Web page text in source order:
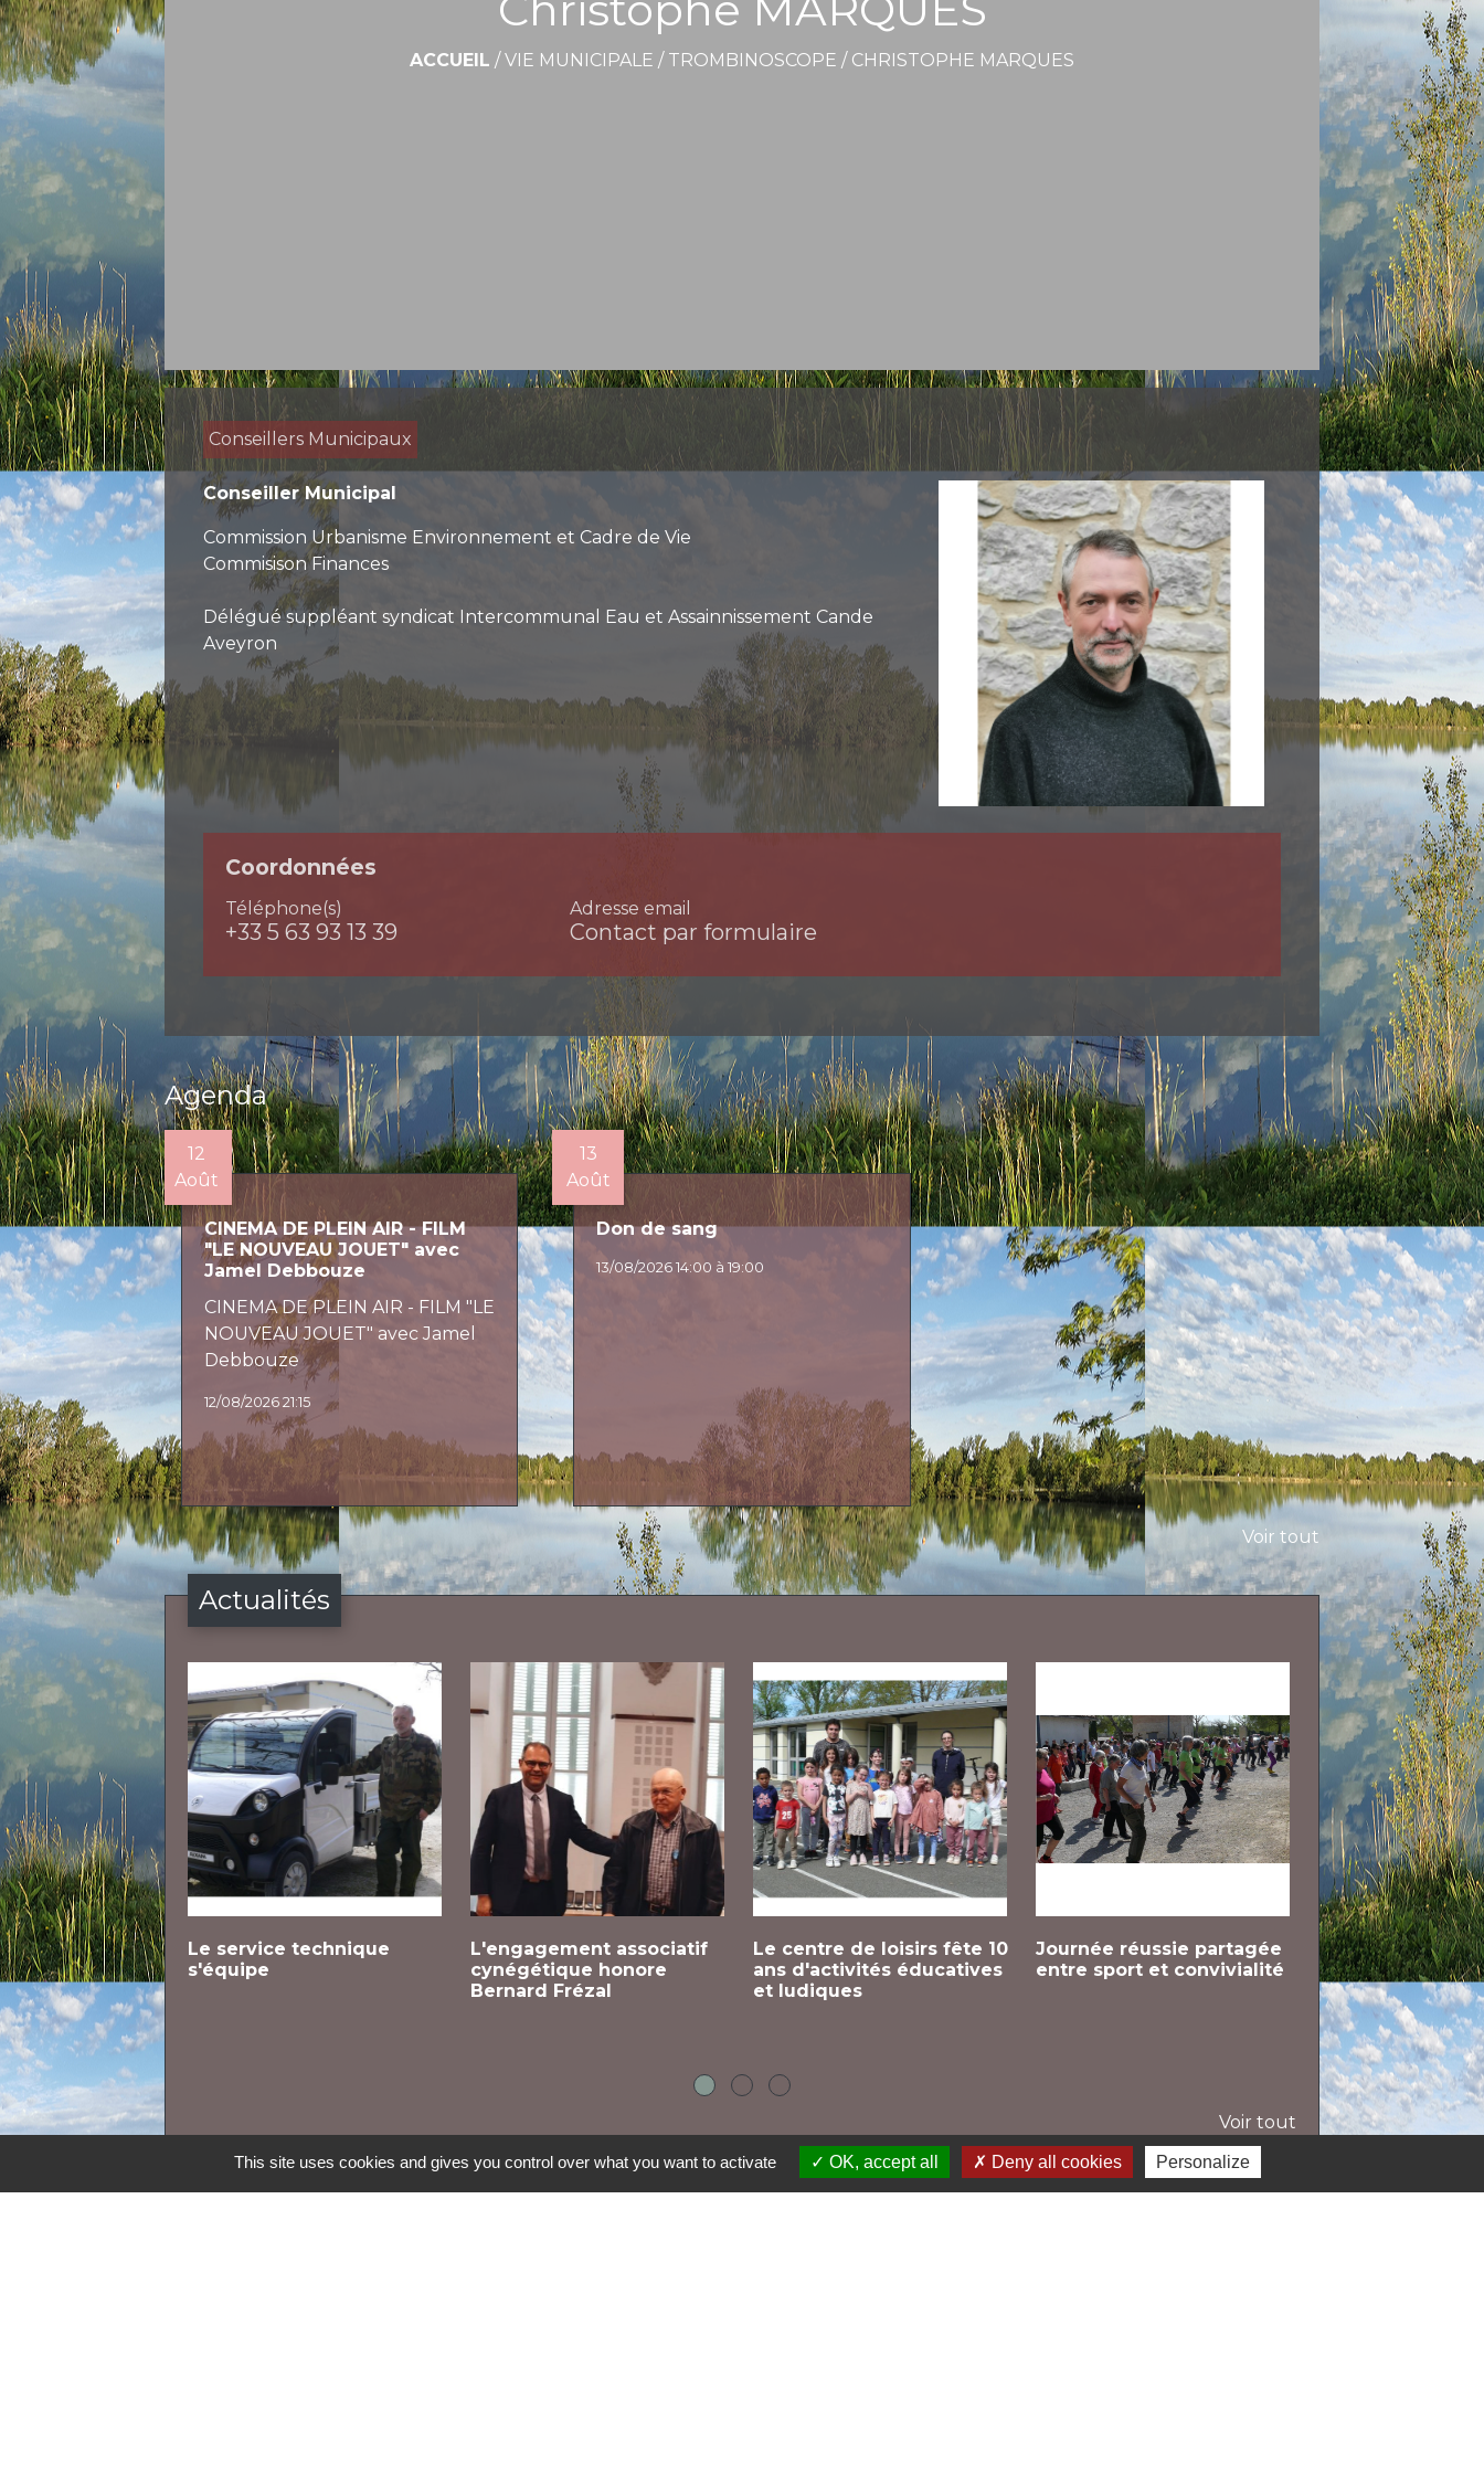
ACCUEIL /VIE MUNICIPALE / TROMBINOSCOPE / CHRISTOPHE MARQUES
Conseillers Municipaux
Conseiller Municipal
Commission Urbanisme Environnement et Cadre de Vie
Commisison Finances
Délégué suppléant syndicat Intercommunal Eau et Assainnissement Cande
Aveyron
Coordonnées
Téléphone(s)
+33 5 63 93 13 39
Adresse email
Contact par formulaire
Agenda
12
Août
CINEMA DE PLEIN AIR - FILM
"LE NOUVEAU JOUET" avec
Jamel Debbouze
CINEMA DE PLEIN AIR - FILM "LE
NOUVEAU JOUET" avec Jamel
Debbouze
12/08/2026 21:15
13
Août
Don de sang
13/08/2026 14:00 à 19:00
Voir tout
Actualités
Le service technique
s'équipe
L'engagement associatif
cynégétique honore
Bernard Frézal
Le centre de loisirs fête 10
ans d'activités éducatives
et ludiques
Journée réussie partagée
entre sport et convivialité
Un choeur et
un concert
Voir tout
This site uses cookies and gives you control over what you want to activate OK, accept all Deny all cookies Personalize